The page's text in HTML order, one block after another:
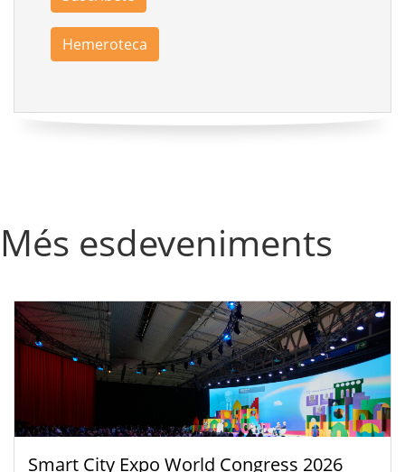
Hemeroteca
Més esdeveniments
Smart City Expo World Congress 2026